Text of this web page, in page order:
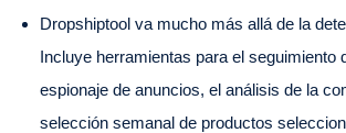
Dropshiptool va mucho más allá de la
Incluye herramientas para el seguimiento
espionaje de anuncios, el análisis de la
selección semanal de productos